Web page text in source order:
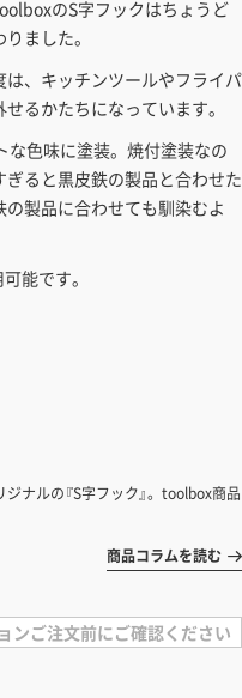
「請求書払い」の詳細はこちら
ートに入れていただき、お届
能です。
見積もりガイドはこちら
のS字フックはちょうど
ました。
、キッチンツールやフライパ
るかたちになっています。
な色味に塗装。焼付塗装なの
ると黒皮鉄の製品と合わせた
製品に合わせても馴染むよ
能です。
ナルの『S字フック』。toolbox商品
商品コラムを読む
ンご注文前にご確認ください